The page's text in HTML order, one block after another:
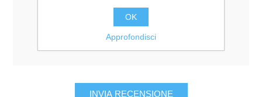
Valutazione:
OK
Approfondisci